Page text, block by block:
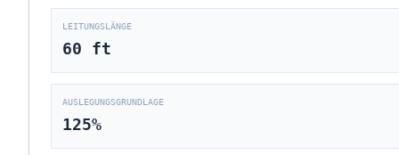
LEITUNGSLÄNGE
60 ft
AUSLEGUNGSGRUNDLAGE
125%